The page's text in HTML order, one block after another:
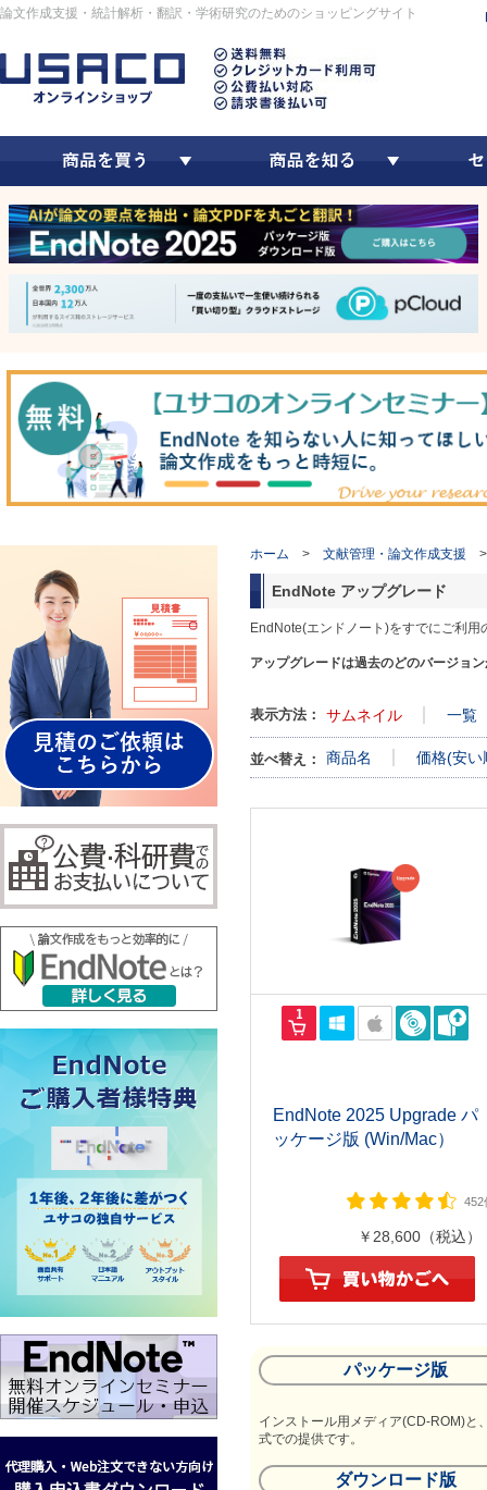
論文作成支援・統計解析・翻訳・学術研究のためのショッピングサイト
ホーム > 文献管理・論文作成支援 >
EndNote アップグレード
EndNote(エンドノート)をすでにご利用
アップグレードは過去のどのバージョ
表示方法： サムネイル 一覧
並べ替え： 商品名 価格(安
EndNote 2025 Upgrade パ
ッケージ版 (Win/Mac）
452
￥28,600（税込）
パッケージ版
インストール用メディア(CD-ROM)と
式での提供です。
ダウンロード版